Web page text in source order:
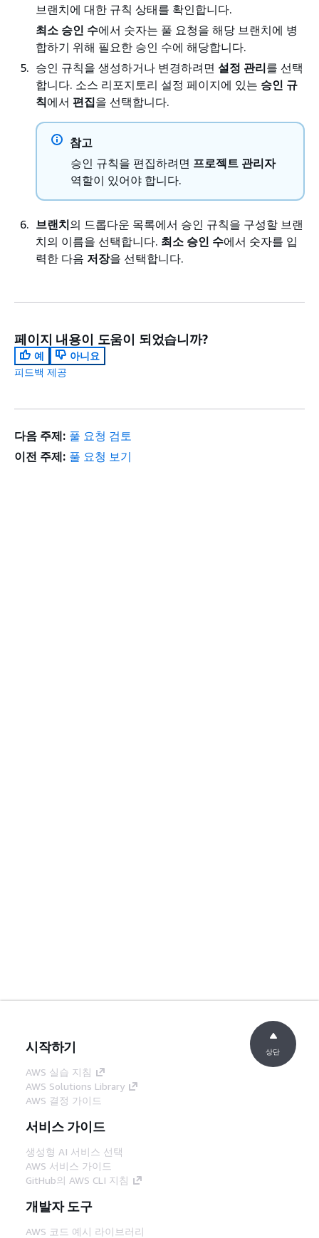
브랜치에 대한 규칙 상태를 확인합니다.
최소 승인 수에서 숫자는 풀 요청을 해당 브랜치에 병
합하기 위해 필요한 승인 수에 해당합니다.
승인 규칙을 생성하거나 변경하려면 설정 관리를 선택
합니다. 소스 리포지토리 설정 페이지에 있는 승인 규
칙에서 편집을 선택합니다.
참고
승인 규칙을 편집하려면 프로젝트 관리자
역할이 있어야 합니다.
브랜치의 드롭다운 목록에서 승인 규칙을 구성할 브랜
치의 이름을 선택합니다. 최소 승인 수에서 숫자를 입
력한 다음 저장을 선택합니다.
페이지 내용이 도움이 되었습니까?
예
아니요
피드백 제공
다음 주제: 풀 요청 검토
이전 주제: 풀 요청 보기
시작하기
AWS 실습 지침
AWS Solutions Library
AWS 결정 가이드
서비스 가이드
생성형 AI 서비스 선택
AWS 서비스 가이드
GitHub의 AWS CLI 지침
개발자 도구
AWS 코드 예시 라이브러리
상단